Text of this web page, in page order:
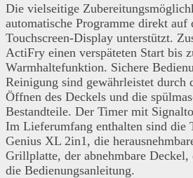
Die vielseitige
automatische Programme direkt auf
Touchscreen-Display unterstützt.
ActiFry einen verspäteten Start bis
Warmhaltefunktion. Sichere
Reinigung sind gewährleistet durch
Öffnen des Deckels und die
Bestandteile. Der Timer mit
Im Lieferumfang enthalten sind
Genius XL 2in1, die
Grillplatte, der abnehmbare
die Bedienungsanleitung.